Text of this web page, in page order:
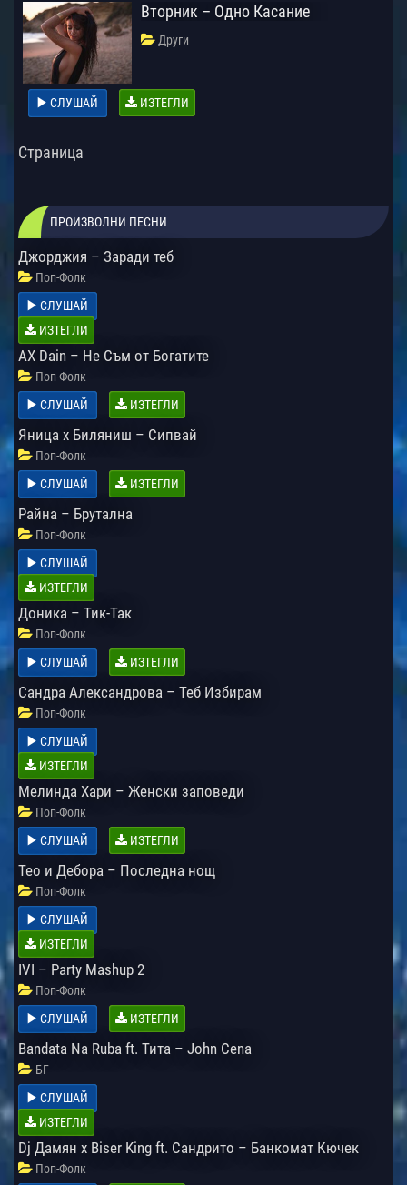
Вторник – Одно Касание
Други
СЛУШАЙ ИЗТЕГЛИ
Страница
ПРОИЗВОЛНИ ПЕСНИ
Джорджия – Заради теб
Поп-Фолк
СЛУШАЙ
ИЗТЕГЛИ
AX Dain – Не Съм от Богатите
Поп-Фолк
СЛУШАЙ
ИЗТЕГЛИ
Яница x Биляниш – Сипвай
Поп-Фолк
СЛУШАЙ
ИЗТЕГЛИ
Райна – Брутална
Поп-Фолк
СЛУШАЙ
ИЗТЕГЛИ
Доника – Тик-Так
Поп-Фолк
СЛУШАЙ
ИЗТЕГЛИ
Сандра Александрова – Теб Избирам
Поп-Фолк
СЛУШАЙ
ИЗТЕГЛИ
Мелинда Хари – Женски заповеди
Поп-Фолк
СЛУШАЙ
ИЗТЕГЛИ
Тео и Дебора – Последна нощ
Поп-Фолк
СЛУШАЙ
ИЗТЕГЛИ
IVI – Party Mashup 2
Поп-Фолк
СЛУШАЙ
ИЗТЕГЛИ
Bandata Na Ruba ft. Тита – John Cena
БГ
СЛУШАЙ
ИЗТЕГЛИ
Dj Дамян x Biser King ft. Сандрито – Банкомат Кючек
Поп-Фолк